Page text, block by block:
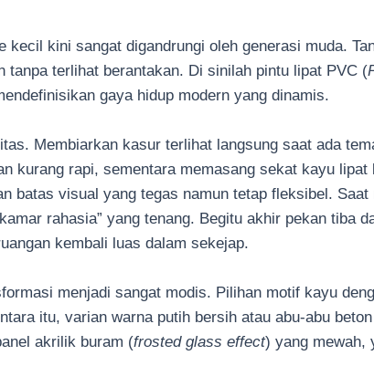
kini sangat digandrungi oleh generasi muda.
terlihat berantakan. Di sinilah pintu lipat PVC (
gaya hidup modern yang dinamis.
Membiarkan kasur terlihat langsung saat ada
kurang rapi, sementara memasang sekat kayu
batas visual yang tegas namun tetap fleksibel.
rahasia” yang tenang. Begitu akhir pekan tiba
kembali luas dalam sekejap.
menjadi sangat modis. Pilihan motif kayu
itu, varian warna putih bersih atau abu-abu
akrilik buram (frosted glass effect) yang mewah,